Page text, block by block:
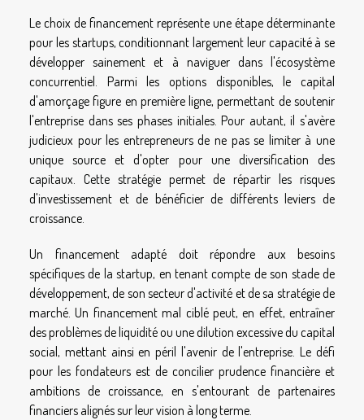
Le choix de financement représente une étape déterminante
pour les startups, conditionnant largement leur capacité à se
développer sainement et à naviguer dans l'écosystème
concurrentiel. Parmi les options disponibles, le capital
d'amorçage figure en première ligne, permettant de soutenir
l'entreprise dans ses phases initiales. Pour autant, il s'avère
judicieux pour les entrepreneurs de ne pas se limiter à une
unique source et d'opter pour une diversification des
capitaux. Cette stratégie permet de répartir les risques
d'investissement et de bénéficier de différents leviers de
croissance.
Un financement adapté doit répondre aux besoins
spécifiques de la startup, en tenant compte de son stade de
développement, de son secteur d'activité et de sa stratégie de
marché. Un financement mal ciblé peut, en effet, entraîner
des problèmes de liquidité ou une dilution excessive du capital
social, mettant ainsi en péril l'avenir de l'entreprise. Le défi
pour les fondateurs est de concilier prudence financière et
ambitions de croissance, en s'entourant de partenaires
financiers alignés sur leur vision à long terme.